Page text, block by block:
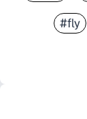
#fly